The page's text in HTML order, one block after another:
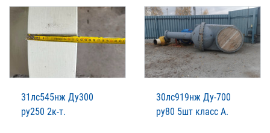
31лс545нж Ду300
ру250 2к-т.
30лс919нж Ду-700
ру80 5шт класс А.